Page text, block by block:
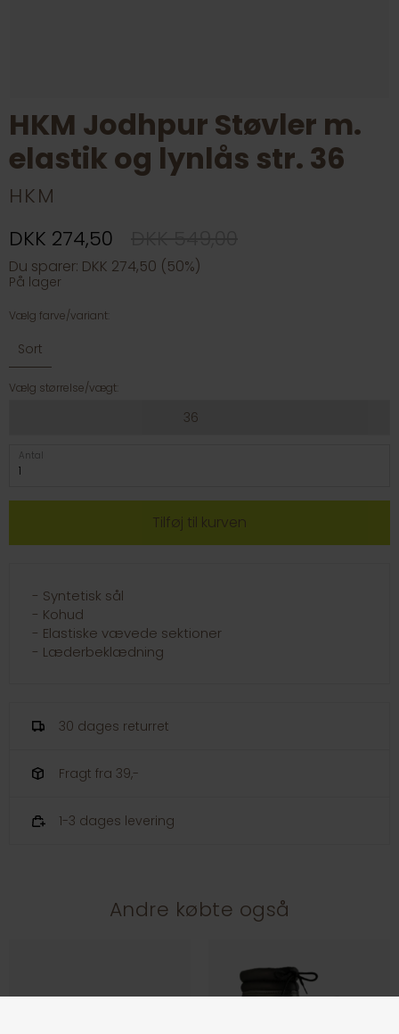
HKM Jodhpur Støvler m.
elastik og lynlås str. 36
HKM
Du sparer: DKK 274,50 (50%)
DKK 274,50
På lager
Vælg farve/variant:
Sort
Vælg størrelse/vægt:
36
Antal
- Syntetisk sål
- Kohud
- Elastiske vævede sektioner
- Læderbeklædning
30 dages returret
Fragt fra 39,-
1-3 dages levering
Andre købte også